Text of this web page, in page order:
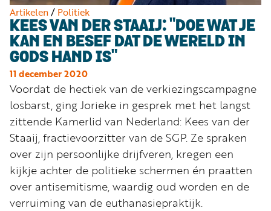
Artikelen/ Politiek
KEES VAN DER STAAIJ: "DOE WAT JE
KAN EN BESEF DAT DE WERELD IN
GODS HAND IS"
11 december 2020
Voordat de hectiek van de verkiezingscampagne
losbarst, ging Jorieke in gesprek met het langst
zittende Kamerlid van Nederland: Kees van der
Staaij, fractievoorzitter van de SGP. Ze spraken
over zijn persoonlijke drijfveren, kregen een
kijkje achter de politieke schermen én praatten
over antisemitisme, waardig oud worden en de
verruiming van de euthanasiepraktijk.
missie
Info
Word
nu
vriend
Businessclub
Adverteren
Winkel